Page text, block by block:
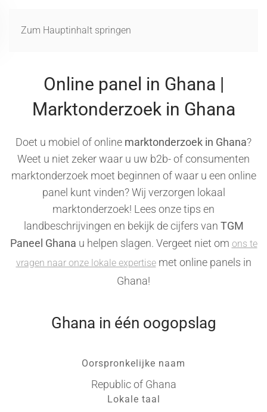
Zum Hauptinhalt springen
Online panel in Ghana |
Marktonderzoek in Ghana
Doet u mobiel of online marktonderzoek in Ghana?
Weet u niet zeker waar u uw b2b- of consumenten
marktonderzoek moet beginnen of waar u een online
panel kunt vinden? Wij verzorgen lokaal
marktonderzoek! Lees onze tips en
landbeschrijvingen en bekijk de cijfers van TGM
Paneel Ghana u helpen slagen. Vergeet niet om ons te
vragen naar onze lokale expertisemet online panels in
Ghana!
Ghana in één oogopslag
Oorspronkelijke naam
Republic of Ghana
Lokale taal